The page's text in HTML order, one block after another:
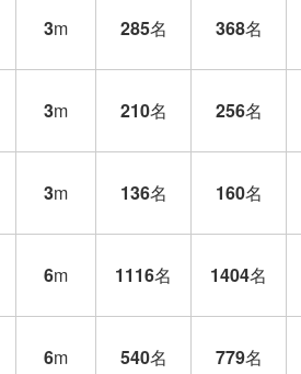
3m 285名 368名
3m 210名 256名
3m 136名 160名
6m 1116名 1404名
6m 540名 779名